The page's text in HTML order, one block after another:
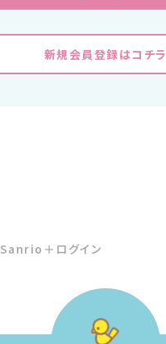
新規会員登録はコチラ
Sanrio＋ログイン